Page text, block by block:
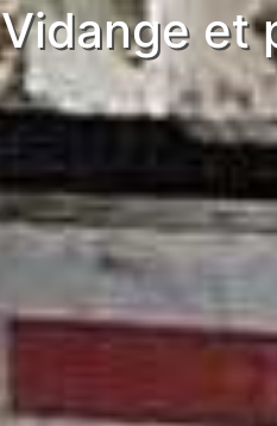
Vidange et